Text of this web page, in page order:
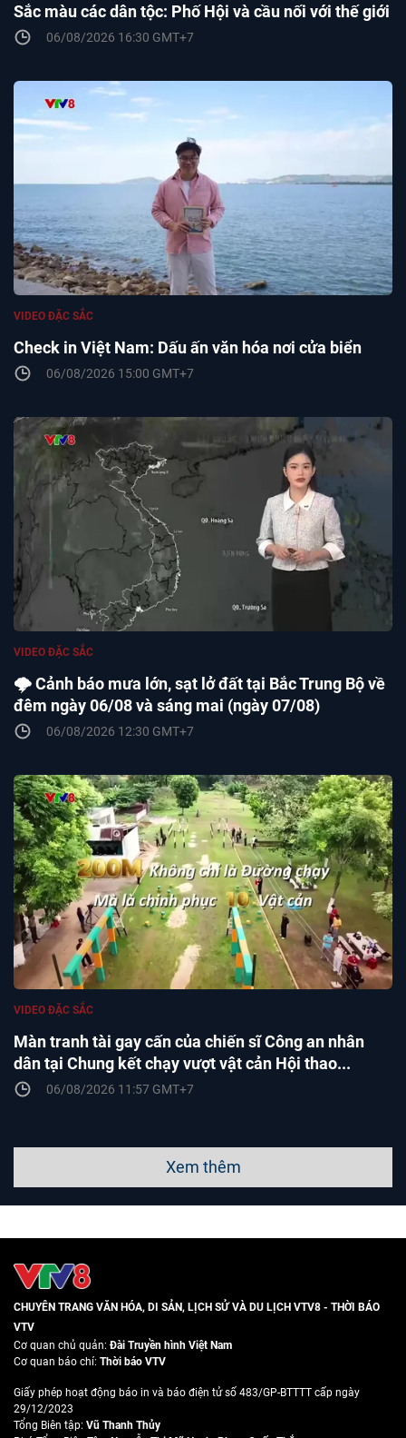
Sắc màu các dân tộc: Phố Hội và cầu nối với thế giới
06/08/2026 16:30 GMT+7
Check in Việt Nam: Dấu ấn văn hóa nơi cửa biển
VIDEO ĐẶC SẮC
06/08/2026 15:00 GMT+7
🌩️ Cảnh báo mưa lớn, sạt lở đất tại Bắc Trung Bộ về
đêm ngày 06/08 và sáng mai (ngày 07/08)
VIDEO ĐẶC SẮC
06/08/2026 12:30 GMT+7
Màn tranh tài gay cấn của chiến sĩ Công an nhân
dân tại Chung kết chạy vượt vật cản Hội thao...
VIDEO ĐẶC SẮC
06/08/2026 11:57 GMT+7
Xem thêm
CHUYÊN TRANG VĂN HÓA, DI SẢN, LỊCH SỬ VÀ DU LỊCH VTV8 - THỜI BÁO
VTV
Cơ quan chủ quản:Đài Truyền hình Việt Nam
Cơ quan báo chí: Thời báo VTV
Giấy phép hoạt động báo in và báo điện tử số 483/GP-BTTTT cấp ngày
29/12/2023
Tổng Biên tập: Vũ Thanh Thủy